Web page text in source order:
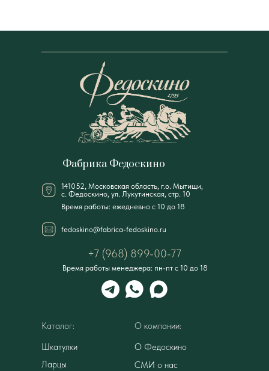
141052, Московская область, г.о. Мытищи,
с. Федоскино, ул. Лукутинская, стр. 10
Фабрика Федоскино
+7 (968) 899-00-77
Время работы: ежедневно с 10 до 18
Время работы менеджера: пн-пт с 10 до 18
Каталог:
Шкатулки
Ларцы
О компании:
О Федоскино
fedoskino@fabrica-fedoskino.ru
СМИ о нас